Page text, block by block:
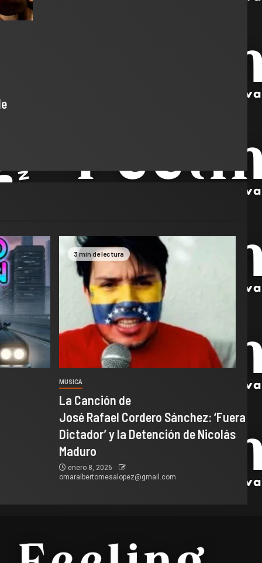
3 min de lectura
MUSICA
La Canción de
José Rafael Cordero Sánchez: ‘Fuera
Dictador’ y la Detención de Nicolás
Maduro
enero 8, 2026
omaralbertomesalopez@gmail.com